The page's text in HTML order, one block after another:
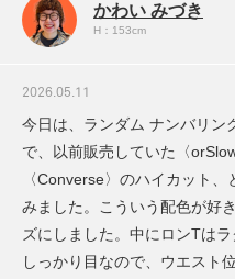
かわい みづき
H：153cm
2026.05.11
今日は、ランダム ナンバリン
で、以前販売していた〈
〈Converse〉のハイカット
みました。こういう配色が好
ズにしました。中にロンTは
しっかり目なので、ウエスト